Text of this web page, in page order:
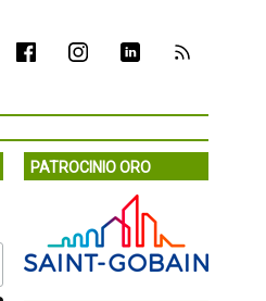
PATROCINIO ORO